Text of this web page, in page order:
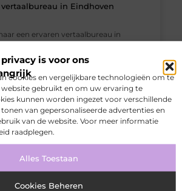
is voor ons
cookies en vergelijkbare technologieën om te
gebruikt en om uw ervaring te
kunnen worden ingezet voor verschillende
van gepersonaliseerde advertenties en
van de website. Voor meer informatie
raadplegen.
Alles Toestaan
Cookies Beheren
in Eindhoven
een ervaren vertaalbureau in
ben je hier op de juiste plek terecht
biedt jou professionele
die alle soorten documenten foutloos
gaan vertalen in verschillende talen.
BEDRIJVEN